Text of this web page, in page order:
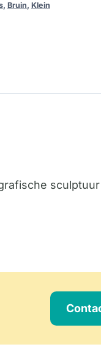
, Bruin, Klein